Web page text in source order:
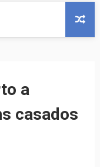
a
casados